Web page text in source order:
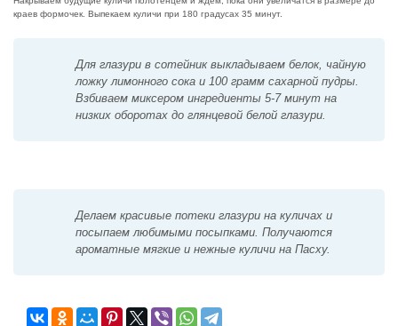
краев формочек. Выпекаем куличи при 180 градусах 35 минут.
Для глазури в сотейник выкладываем белок, чайную
ложку лимонного сока и 100 грамм сахарной пудры.
Взбиваем миксером ингредиенты 5-7 минут на
низких оборотах до глянцевой белой глазури.
Делаем красивые потеки глазури на куличах и
посыпаем любимыми посыпками. Получаются
ароматные мягкие и нежные куличи на Пасху.